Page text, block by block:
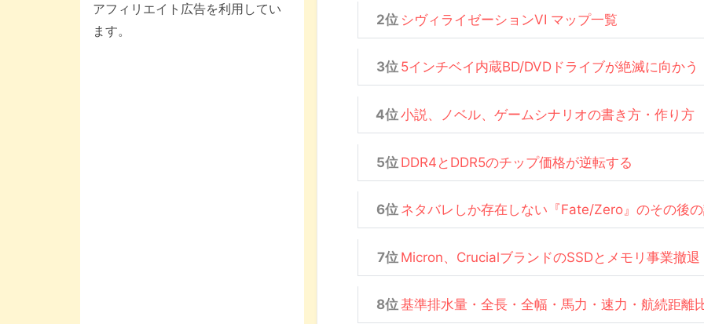
シヴィライゼーションVI マップ一覧
5インチベイ内蔵BD/DVDドライブが絶滅に向かう
小説、ノベル、ゲームシナリオの書き方・作り方
DDR4とDDR5のチップ価格が逆転する
ネタバレしか存在しない『Fate/Zero』のその後
Micron、CrucialブランドのSSDとメモリ事業撤退
基準排水量・全長・全幅・馬力・速力・航続距離
アフィリエイト広告を利用してい
ます。